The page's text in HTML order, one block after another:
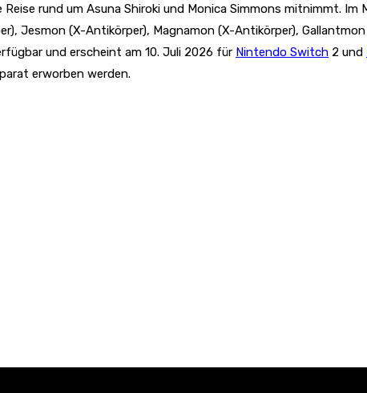
rund um Asuna Shiroki und Monica Simmons mitnimmt.
Jesmon (X-Antikörper), Magnamon (X-Antikörper),
und erscheint am 10. Juli 2026 für Nintendo Switch 2 und
erworben werden.